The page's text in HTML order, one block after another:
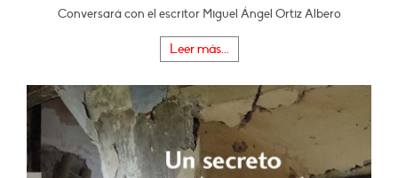
Conversará con el escritor Miguel Ángel Ortiz Albero
Leer más...